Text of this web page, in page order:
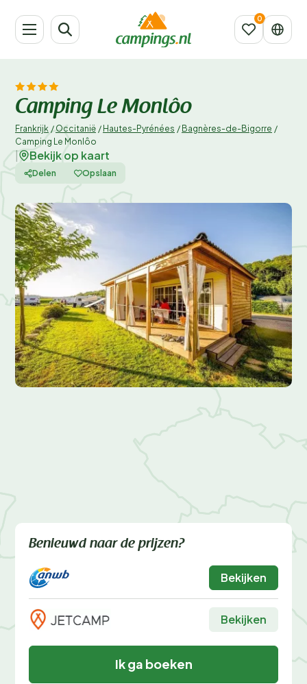
Camping Le Monlôo
Frankrijk / Occitanië / Hautes-Pyrénées / Bagnères-de-Bigorre /
Camping Le Monlôo
Bekijk op kaart
Delen Opslaan
Benieuwd naar de prijzen?
Bekijken
Bekijken
Ik ga boeken